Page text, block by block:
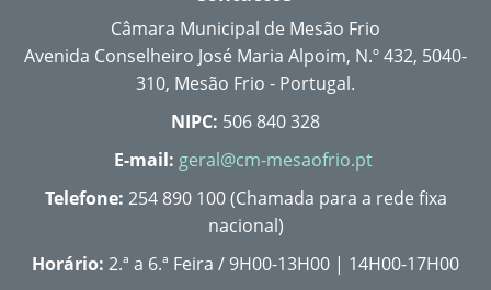
Câmara Municipal de Mesão Frio
Avenida Conselheiro José Maria Alpoim, N.º 432, 5040-
310, Mesão Frio - Portugal.
NIPC: 506 840 328
E-mail: geral@cm-mesaofrio.pt
Telefone: 254 890 100 (Chamada para a rede fixa
nacional)
Horário: 2.ª a 6.ª Feira / 9H00-13H00 | 14H00-17H00